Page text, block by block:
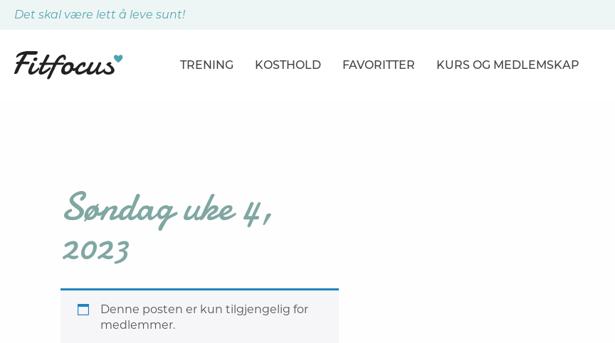
Det skal være lett å leve sunt!
TRENING KOSTHOLD FAVORITTER KURS OG MEDLEMSKAP
Søndag uke 4,
2023
Denne posten er kun tilgjengelig for
medlemmer.